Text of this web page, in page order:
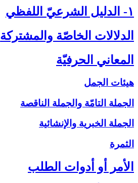
۱- الدليل الشرعيّ اللفظي‏
الدلالات الخاصّة والمشتركة
المعاني الحرفيّة
هيئات الجمل
الجملة التامّة والجملة الناقصة
الجملة الخبرية والإنشائية
الثمرة
الأمر أو أدوات الطلب‏